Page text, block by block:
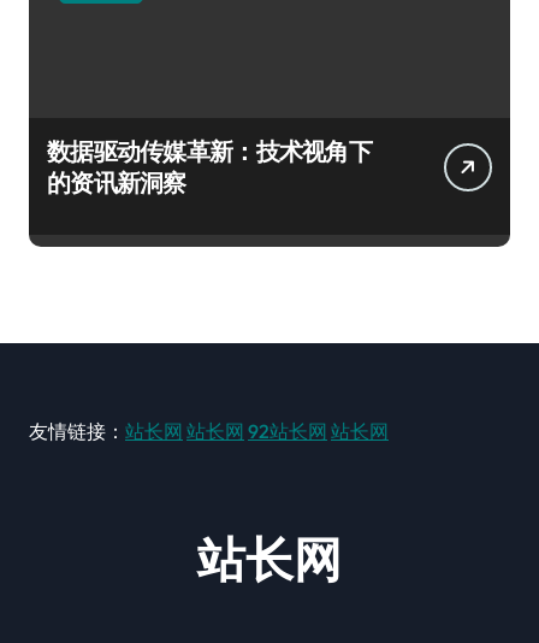
数据驱动传媒革新：技术视角下
的资讯新洞察
友情链接： 站长网 站长网 92站长网 站长网
站长网